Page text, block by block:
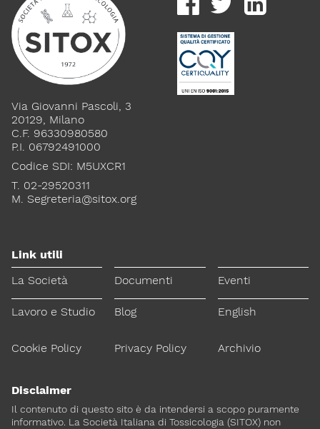
Via Giovanni Pascoli, 3
20129, Milano
C.F. 96330980580
P.I. 06792491000
Codice SDI: M5UXCR1
T. 02-29520311
M. Segreteria@sitox.org
Link utili
La Società
Documenti Eventi
Lavoro e Studio Blog English
Cookie Policy Privacy Policy Archivio
Disclaimer
Il contenuto di questo sito è da intendersi a scopo puramente
informativo. La Società Italiana di Tossicologia (SITOX) non
T. 02-29520311
M.
Segreteria@sitox.org
Link utili
La Società
Documenti
Lavoro e Studio
Cookie Policy Privacy Policy
accetta alcuna responsabilità riguardo a possibili errori,
dimenticanze o cattive interpretazioni presenti in queste pagine
o in quelle cui si fa riferimento.
Per maggiori informazioni e